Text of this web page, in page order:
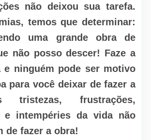
não deixou sua tarefa.
temos que determinar:
uma grande obra de
não posso descer! Faze a
e ninguém pode ser motivo
para você deixar de fazer a
tristezas, frustrações,
e intempéries da vida não
de fazer a obra!